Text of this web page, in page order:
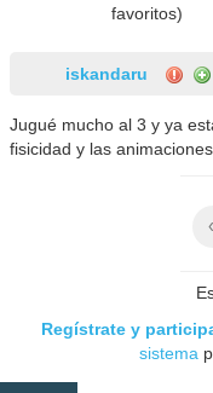
favoritos)
iskandaru
Jugué mucho al 3 y ya
fisicidad y las
Regístrate y
sistema